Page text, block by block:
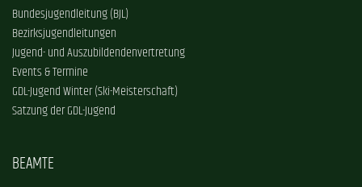
Bundesjugendleitung (BJL)
Bezirksjugendleitungen
Jugend- und Auszubildendenvertretung
Events & Termine
GDL-Jugend Winter (Ski-Meisterschaft)
Satzung der GDL-Jugend
BEAMTE